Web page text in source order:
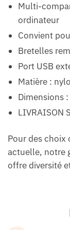
Multi-
ordinateur
Convient
Bretelles
Port USB
Matière :
Dimensions
LIVRAISON
Pour des choix
actuelle, notre
offre diversité